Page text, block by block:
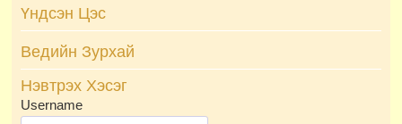
Үндсэн Цэс
Ведийн Зурхай
Нэвтрэх Хэсэг
Username